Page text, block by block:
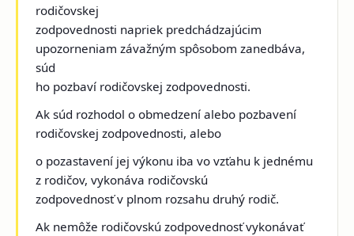
rodičovskej
zodpovednosti napriek predchádzajúcim
upozorneniam závažným spôsobom zanedbáva,
súd
ho pozbaví rodičovskej zodpovednosti.
Ak súd rozhodol o obmedzení alebo pozbavení
rodičovskej zodpovednosti, alebo
o pozastavení jej výkonu iba vo vzťahu k jednému
z rodičov, vykonáva rodičovskú
zodpovednosť v plnom rozsahu druhý rodič.
Ak nemôže rodičovskú zodpovednosť vykonávať